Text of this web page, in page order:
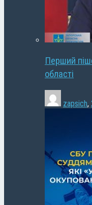
Перший
області
zapsich,